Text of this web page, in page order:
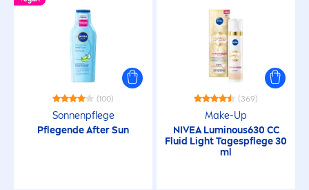
(100)
Sonnenpflege
Pflegende AfterSun
(369)
Make-Up
NIVEA Luminous630 CC
Fluid Light Tagespflege 30
ml